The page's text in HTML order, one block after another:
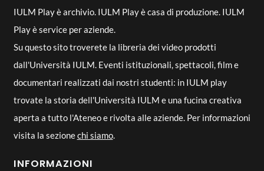
IULM Play è archivio. IULM Play è casa di produzione. IULM
Play è service per aziende.
Su questo sito troverete la libreria dei video prodotti
dall'Università IULM. Eventi istituzionali, spettacoli, film e
documentari realizzati dai nostri studenti: in IULM play
trovate la storia dell'Università IULM e una fucina creativa
aperta a tutto l'Ateneo e rivolta alle aziende. Per informazioni
visita la sezionechi siamo.
INFORMAZIONI